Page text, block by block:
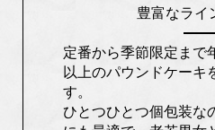
豊富なライ
定番から季節限定まで
以上のパウンドケーキ
す。
ひとつひとつ個包装な